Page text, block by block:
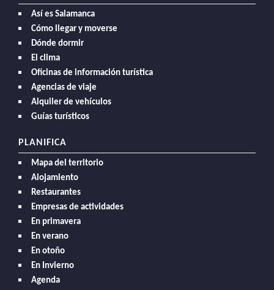
Así es Salamanca
Cómo llegar y moverse
Dónde dormir
El clima
Oficinas de información turística
Agencias de viaje
Alquiler de vehículos
Guías turísticos
PLANIFICA
Mapa del territorio
Alojamiento
Restaurantes
Empresas de actividades
En primavera
En verano
En otoño
En Invierno
Agenda